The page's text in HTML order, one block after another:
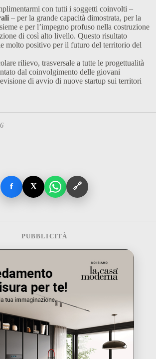
con tutti i soggetti coinvolti –
– per la grande capacità dimostrata, per la
e per l’impegno profuso nella costruzione
di così alto livello. Questo risultato
molto positivo per il futuro del territorio del
rilievo, trasversale a tutte le progettualità
dal coinvolgimento delle giovani
di avvio di nuove startup sui territori
f X 🔗
PUBBLICITÀ